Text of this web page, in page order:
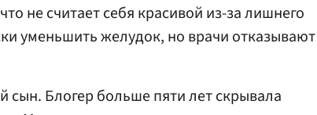
не считает себя красивой из-за лишнего
уменьшить желудок, но врачи отказывают
сын. Блогер больше пяти лет скрывала